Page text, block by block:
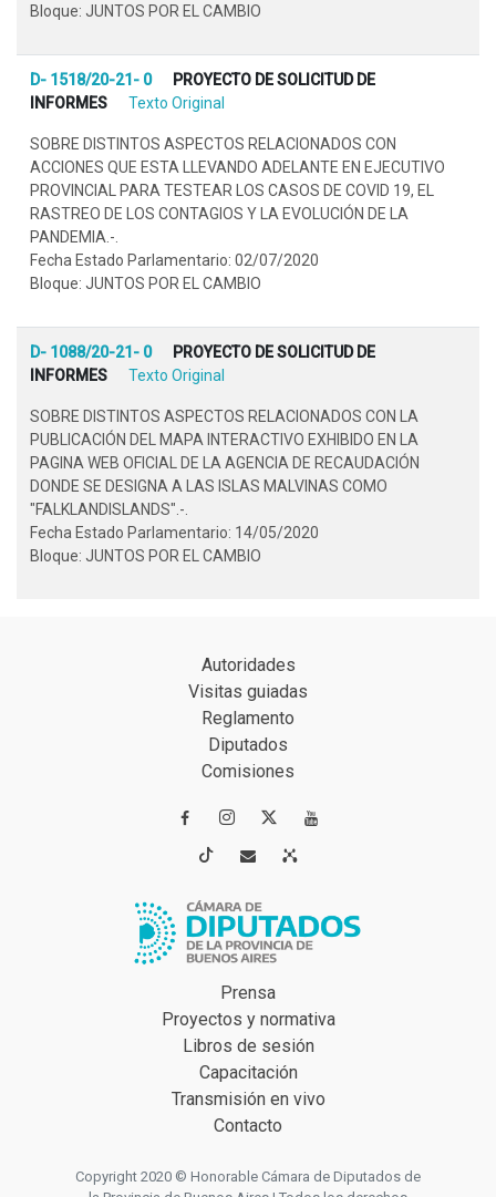
Bloque: JUNTOS POR EL CAMBIO
D- 1518/20-21- 0
PROYECTO DE SOLICITUD DE
INFORMES
Texto Original
SOBRE DISTINTOS ASPECTOS RELACIONADOS CON
ACCIONES QUE ESTA LLEVANDO ADELANTE EN EJECUTIVO
PROVINCIAL PARA TESTEAR LOS CASOS DE COVID 19, EL
RASTREO DE LOS CONTAGIOS Y LA EVOLUCIÓN DE LA
PANDEMIA.-.
Fecha Estado Parlamentario: 02/07/2020
Bloque: JUNTOS POR EL CAMBIO
D- 1088/20-21- 0
PROYECTO DE SOLICITUD DE
INFORMES
Texto Original
SOBRE DISTINTOS ASPECTOS RELACIONADOS CON LA
PUBLICACIÓN DEL MAPA INTERACTIVO EXHIBIDO EN LA
PAGINA WEB OFICIAL DE LA AGENCIA DE RECAUDACIÓN
DONDE SE DESIGNA A LAS ISLAS MALVINAS COMO
"FALKLANDISLANDS".-.
Fecha Estado Parlamentario: 14/05/2020
Bloque: JUNTOS POR EL CAMBIO
Autoridades
Visitas guiadas
Reglamento
Diputados
Comisiones
 
 
Prensa
Proyectos y normativa
Libros de sesión
Capacitación
Transmisión en vivo
Contacto
Copyright 2020 © Honorable Cámara de Diputados de